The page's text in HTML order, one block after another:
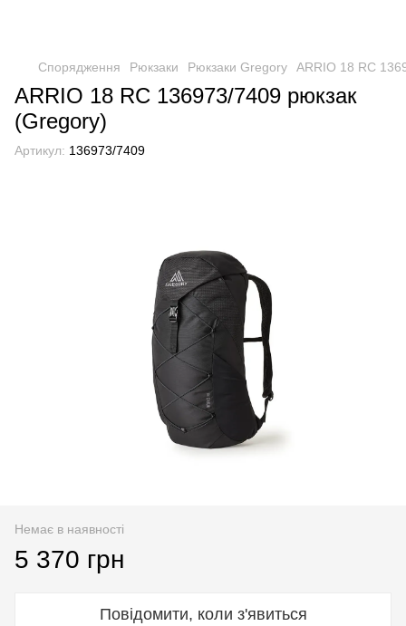
Спорядження Рюкзаки Рюкзаки Gregory ARRIO 18 RC
ARRIO 18 RC 136973/7409 рюкзак
(Gregory)
Артикул: 136973/7409
Немає в наявності
5 370 грн
Повідомити, коли з'явиться